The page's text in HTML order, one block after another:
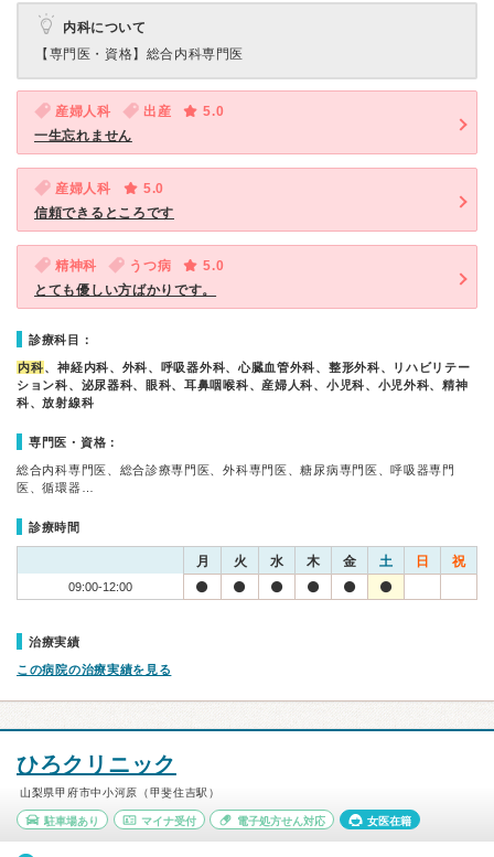
内科について
【専門医・資格】 総合内科専門医
産婦人科 出産
5.0
一生忘れません
産婦人科
5.0
信頼できるところです
精神科 うつ病
5.0
とても優しい方ばかりです。
診療科目：
内科、神経内科、外科、呼吸器外科、心臓血管外科、整形外科、リハビリテー
ション科、泌尿器科、眼科、耳鼻咽喉科、産婦人科、小児科、小児外科、精神
科、放射線科
専門医・資格：
総合内科専門医、総合診療専門医、外科専門医、糖尿病専門医、呼吸器専門
医、循環器…
診療時間
月 火 水 木 金 土 日 祝
09:00-12:00
治療実績
この病院の治療実績を見る
ひろクリニック
山梨県甲府市中小河原（甲斐住吉駅）
駐車場あり マイナ受付 電子処方せん対応 女医在籍